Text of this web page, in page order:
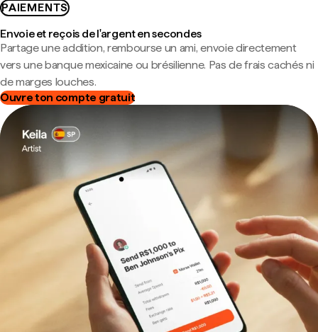
PAIEMENTS
Envoie et reçois de l'argent en secondes
Partage une addition, rembourse un ami, envoie directement
vers une banque mexicaine ou brésilienne. Pas de frais cachés ni
de marges louches.
Ouvre ton compte gratuit